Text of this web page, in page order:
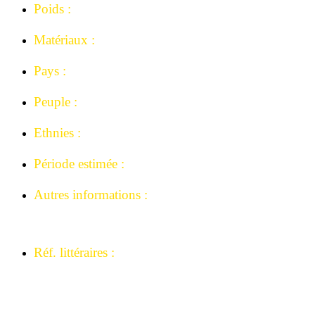
Poids :
Matériaux :
Pays :
Peuple :
Ethnies :
Période estimée :
Autres informations :
Réf. littéraires :